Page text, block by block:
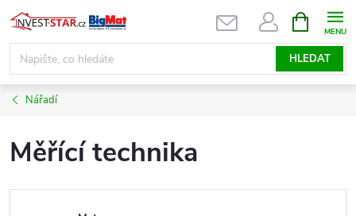
Přejít
na
obsah
HLEDAT
NÁKUPNÍ
KOŠÍK
Nářadí
Měřící technika